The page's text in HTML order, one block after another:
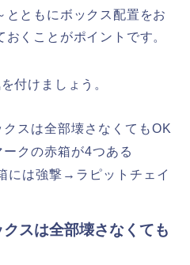
とともにボックス配置をお
くことがポイントです。
付けましょう。
スは全部壊さなくてもOK
クの赤箱が4つある
には強撃→ラピットチェイ
スは全部壊さなくても